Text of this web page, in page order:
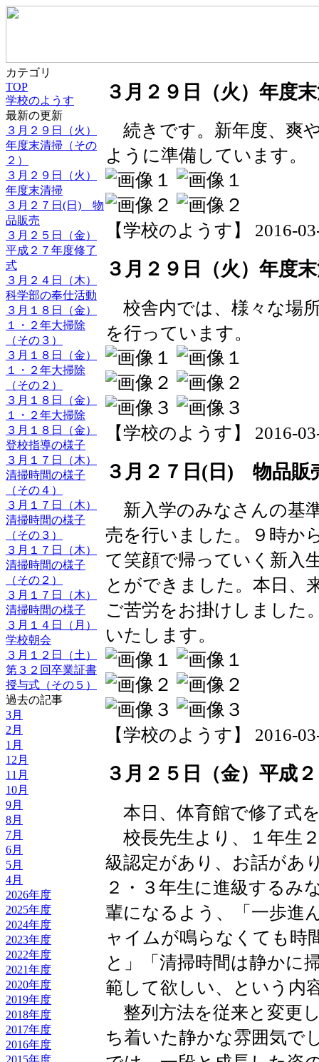
カテゴリ
TOP
学校のようす
最新の更新
３月２９日（火）
年度末清掃（その
２）
３月２９日（火）
年度末清掃
３月２７日(日) 物
品販売
３月２５日（金）
平成２７年度修了
式
３月２４日（木）
科学部の奉仕活動
３月１８日（金）
１・２年大掃除
（その３）
３月１８日（金）
１・２年大掃除
（その２）
３月１８日（金）
１・２年大掃除
３月１８日（金）
登校指導の様子
３月１７日（木）
清掃時間の様子
（その４）
３月１７日（木）
清掃時間の様子
（その３）
３月１７日（木）
清掃時間の様子
（その２）
３月１７日（木）
清掃時間の様子
３月１４日（月）
学校朝会
３月１２日（土）
第３２回卒業証書
授与式（その５）
過去の記事
3月
2月
1月
12月
11月
10月
9月
8月
7月
6月
5月
4月
2026年度
2025年度
2024年度
2023年度
2022年度
2021年度
2020年度
2019年度
2018年度
2017年度
2016年度
2015年度
３月２９日（火）年度
続きです。新年度、爽
ように準備しています。
【学校のようす】 2016-
３月２９日（火）年度
校舎内では、様々な場
を行っています。
【学校のようす】 2016-
３月２７日(日) 物品販
新入学のみなさんの基
売を行いました。９時か
て笑顔で帰っていく新入
とができました。本日、
ご苦労をお掛けしました
いたします。
【学校のようす】 2016-
３月２５日（金）平成
本日、体育館で修了式
校長先生より、１年生
級認定があり、お話があ
２・３年生に進級するみ
輩になるよう、「一歩進
ャイムが鳴らなくても時
と」「清掃時間は静かに
範して欲しい、という内
整列方法を従来と変更
ち着いた静かな雰囲気で